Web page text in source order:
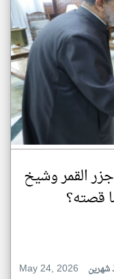
القمر وشيخ
قصته؟
May 24, 2026
شهرين